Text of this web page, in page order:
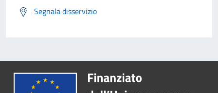
Segnala disservizio